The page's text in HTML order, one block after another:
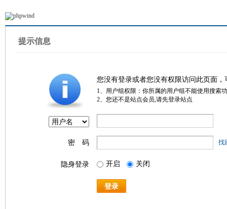
提示信息
您没有登录或者您没有权限访问此页面
1、用户组权限：你所属的用户组不能使用搜索
2、您还不是站点会员,请先登录站点
密 码 找
隐身登录 开启 关闭
登录